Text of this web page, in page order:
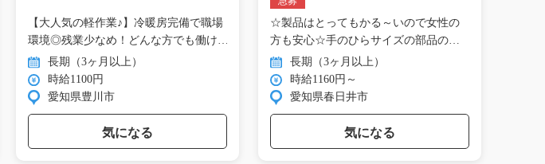
【大人気の軽作業♪】冷暖房完備で職場
環境◎残業少なめ！どんな方でも働け…
長期（3ヶ月以上）
時給1100円
愛知県豊川市
気になる
☆製品はとってもかる～いので女性の
方も安心☆手のひらサイズの部品の目
視… 長期（3ヶ月以上）
時給1160円～
愛知県春日井市
気になる